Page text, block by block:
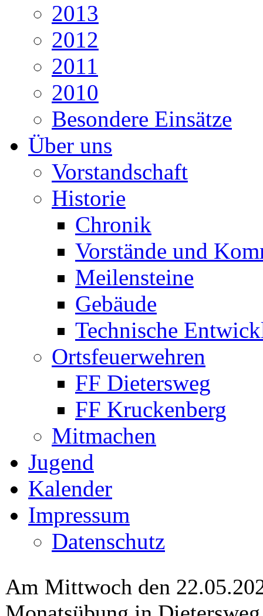
2013
2012
2011
2010
Besondere Einsätze
Über uns
Vorstandschaft
Historie
Chronik
Vorstände und
Meilensteine
Gebäude
Technische
Ortsfeuerwehren
FF Dietersweg
FF Kruckenberg
Mitmachen
Jugend
Kalender
Impressum
Datenschutz
Am Mittwoch den